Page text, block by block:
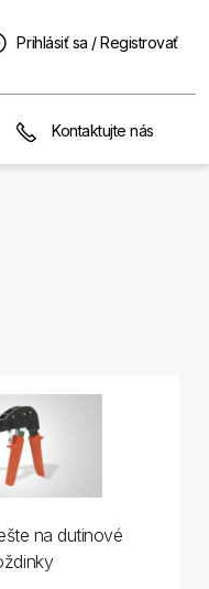
Prihlásiť sa / Registrovať
Kontaktujte nás
na dutinové